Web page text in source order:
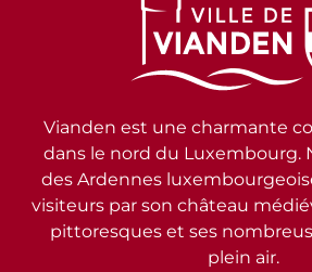
Vianden est une charmante
dans le nord du Luxembourg.
des Ardennes
visiteurs par son château
pittoresques et ses
plein air.